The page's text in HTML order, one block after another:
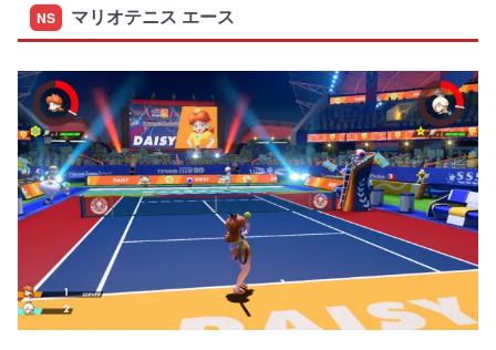
NS マリオテニス エース